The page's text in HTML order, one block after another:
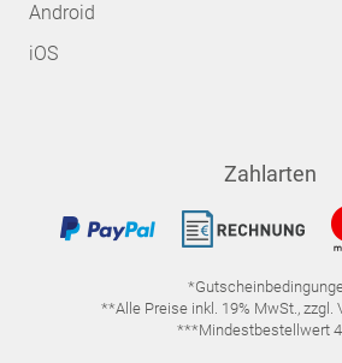
Android
iOS
Zahlarten
**Alle Preise inkl. 19% MwSt., zzgl.
***Mindestbestellwert